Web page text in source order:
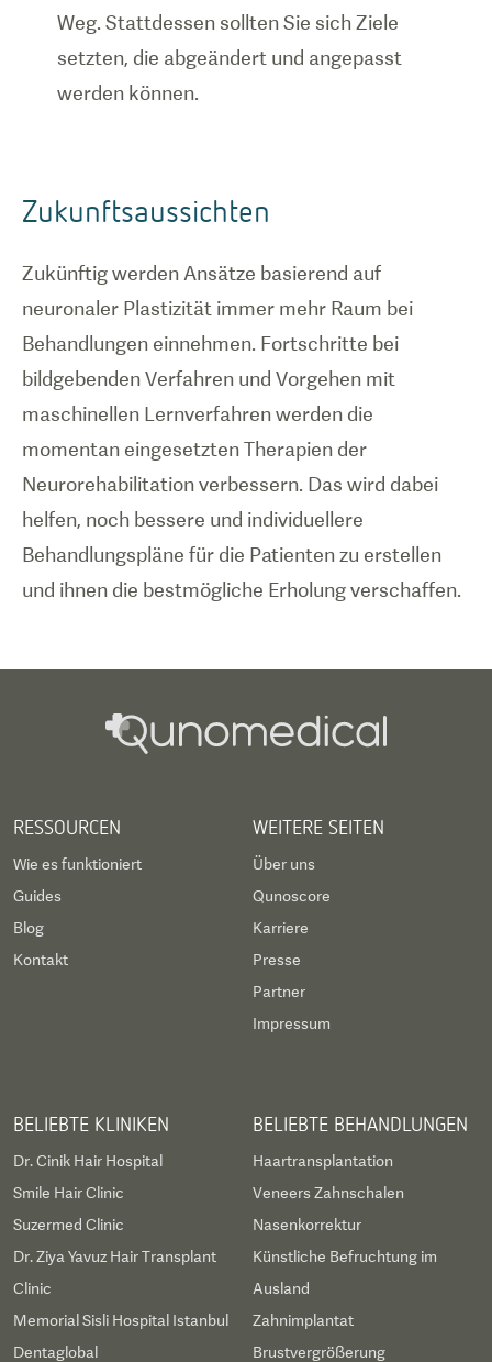
Weg. Stattdessen sollten Sie sich Ziele
setzten, die abgeändert und angepasst
werden können.
Zukunftsaussichten
Zukünftig werden Ansätze basierend auf
neuronaler Plastizität immer mehr Raum bei
Behandlungen einnehmen. Fortschritte bei
bildgebenden Verfahren und Vorgehen mit
maschinellen Lernverfahren werden die
momentan eingesetzten Therapien der
Neurorehabilitation verbessern. Das wird dabei
helfen, noch bessere und individuellere
Behandlungspläne für die Patienten zu erstellen
und ihnen die bestmögliche Erholung verschaffen.
RESSOURCEN
Wie es funktioniert
Guides
Blog
Kontakt
WEITERE SEITEN
Über uns
Qunoscore
Karriere
Presse
Partner
Impressum
BELIEBTE KLINIKEN
Dr. Cinik Hair Hospital
Smile Hair Clinic
Suzermed Clinic
Dr. Ziya Yavuz Hair Transplant
Clinic
Memorial Sisli Hospital Istanbul
Dentaglobal
BELIEBTE BEHANDLUNGEN
Haartransplantation
Veneers Zahnschalen
Nasenkorrektur
Künstliche Befruchtung im
Ausland
Zahnimplantat
Brustvergrößerung